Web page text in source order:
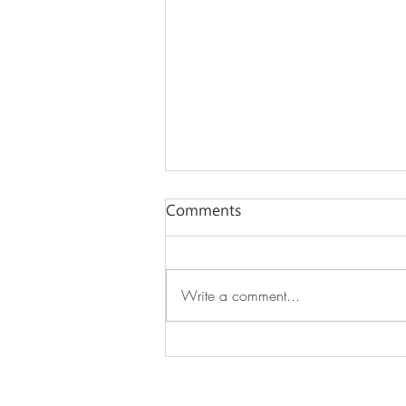
Comments
Write a comment...